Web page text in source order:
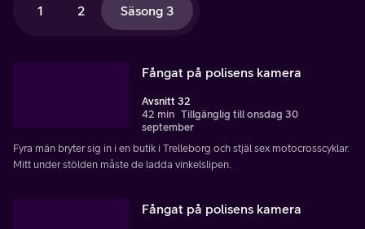
1 2 Säsong 3
Fångat på polisens kamera
Avsnitt 32
42 min Tillgänglig till onsdag 30
september
Fyra män bryter sig in i en butik i Trelleborg och stjäl sex motocrosscyklar.
Mitt under stölden måste de ladda vinkelslipen.
Fångat på polisens kamera